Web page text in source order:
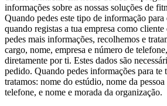
informações sobre as nossas soluções de
Quando pedes este tipo de informação para
quando registas a tua empresa como
pedes mais informações, recolhemos e
cargo, nome, empresa e número de
diretamente por ti. Estes dados são
pedido. Quando pedes informações para te
tratamos: nome do estúdio, nome da
telefone, e nome e morada da organização.